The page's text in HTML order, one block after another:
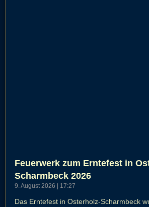
Feuerwerk zum Erntefest in
Scharmbeck 2026
9. August 2026 17:27
Das Erntefest in Osterholz-Scharmbeck